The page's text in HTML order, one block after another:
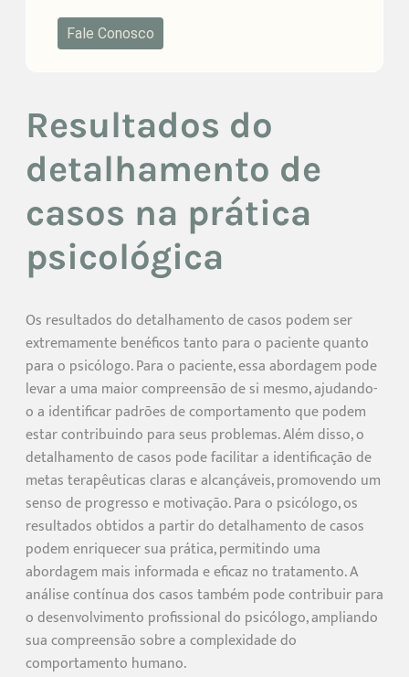
Fale Conosco
Resultados do
detalhamento de
casos na prática
psicológica
Os resultados do detalhamento de casos podem ser
extremamente benéficos tanto para o paciente quanto
para o psicólogo. Para o paciente, essa abordagem pode
levar a uma maior compreensão de si mesmo, ajudando-
o a identificar padrões de comportamento que podem
estar contribuindo para seus problemas. Além disso, o
detalhamento de casos pode facilitar a identificação de
metas terapêuticas claras e alcançáveis, promovendo um
senso de progresso e motivação. Para o psicólogo, os
resultados obtidos a partir do detalhamento de casos
podem enriquecer sua prática, permitindo uma
abordagem mais informada e eficaz no tratamento. A
análise contínua dos casos também pode contribuir para
o desenvolvimento profissional do psicólogo, ampliando
sua compreensão sobre a complexidade do
comportamento humano.